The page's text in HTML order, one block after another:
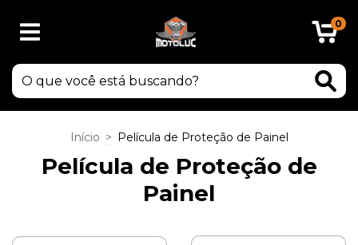
0
Início > Película de Proteção de Painel
Película de Proteção de
Painel